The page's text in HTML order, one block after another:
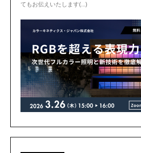
てもお伝えいたします(...)